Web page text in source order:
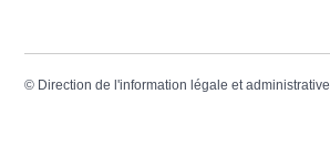
© Direction de l'information légale et administrative